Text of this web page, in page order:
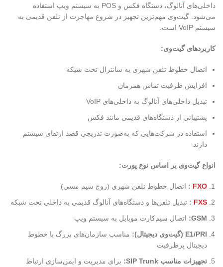
داخلی‌های آنالوگ، دستگاه فکس و POS به سیستم ویپ استفاده
می‌شود. گیت‌وی مهم‌ترین تجهیز در شروع مهاجرت از تلفن قدیمی به
سیستم VoIP است.
کاربردهای گیت‌وی:
اتصال خطوط تلفن شهری به سانترال تحت شبکه
افزایش ظرفیت تماس همزمان
تبدیل داخلی‌های آنالوگ به داخلی‌های VoIP
پشتیبانی از دستگاه‌های قدیمی مانند فکس
استفاده در شرکت‌هایی که به‌صورت تدریجی قصد ارتقای سیستم
دارند
انواع گیت‌وی بر اساس نوع پورت:
FXO
: اتصال خطوط تلفن شهری (زوج سیم مسی)
FXS
: تبدیل تلفن‌ها و دستگاه‌های آنالوگ قدیمی به داخلی تحت شبکه
GSM:
اتصال سیم‌کارت موبایل به سیستم ویپ
E1/PRI (
گیت‌وی دیجیتال): مناسب سازمان‌های بزرگ با خطوط
دیجیتال پرظرفیت
تجهیزات مناسب
برای مدیریت و ایمن‌سازی ارتباط